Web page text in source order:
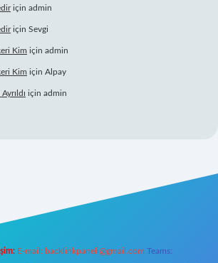
için admin
için Sevgi
Kim için admin
Kim için Alpay
için admin
E-mail: backlinkpaneli@gmail.com Teams: